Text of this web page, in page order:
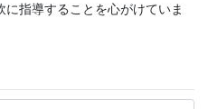
指導することを心がけていま